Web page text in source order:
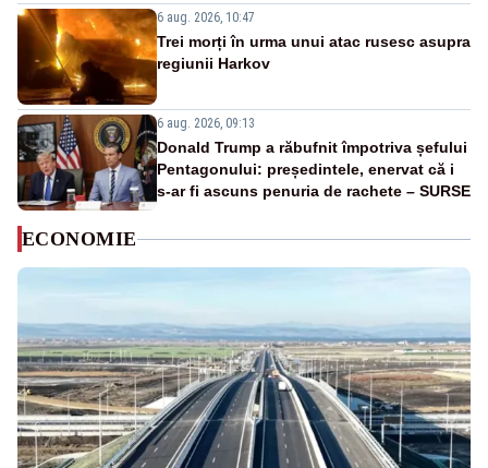
6 aug. 2026, 10:47
Trei morți în urma unui atac rusesc asupra
regiunii Harkov
6 aug. 2026, 09:13
Donald Trump a răbufnit împotriva șefului
Pentagonului: președintele, enervat că i
s-ar fi ascuns penuria de rachete – SURSE
ECONOMIE